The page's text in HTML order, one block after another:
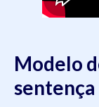
Modelo
sentença